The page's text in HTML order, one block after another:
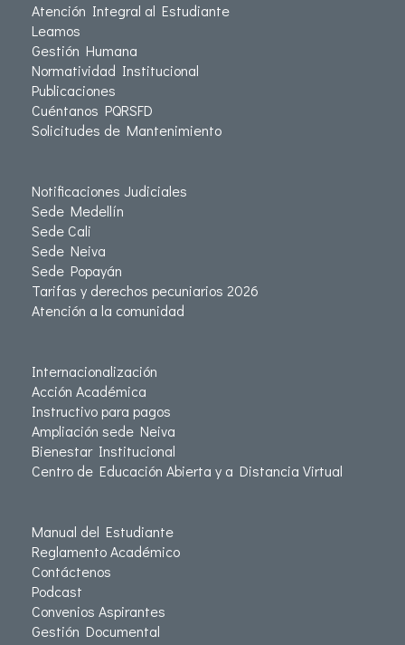
Atención Integral al Estudiante
Leamos
Gestión Humana
Normatividad Institucional
Publicaciones
Cuéntanos PQRSFD
Solicitudes de Mantenimiento
Notificaciones Judiciales
Sede Medellín
Sede Cali
Sede Neiva
Sede Popayán
Tarifas y derechos pecuniarios 2026
Atención a la comunidad
Internacionalización
Acción Académica
Instructivo para pagos
Ampliación sede Neiva
Bienestar Institucional
Centro de Educación Abierta y a Distancia Virtual
Manual del Estudiante
Reglamento Académico
Contáctenos
Podcast
Convenios Aspirantes
Gestión Documental